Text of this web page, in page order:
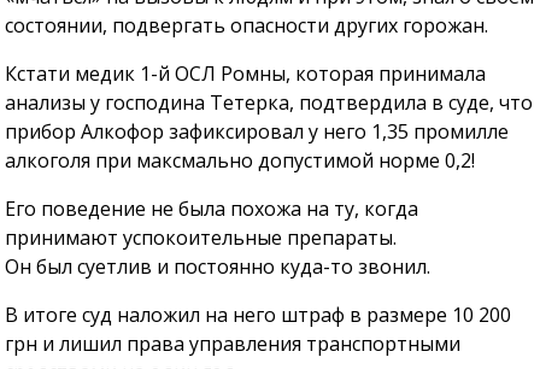
состоянии, подвергать опасности других горожан.
Кстати медик 1-й ОСЛ Ромны, которая принимала
анализы у господина Тетерка, подтвердила в суде, что
прибор Алкофор зафиксировал у него 1,35 промилле
алкоголя при максмально допустимой норме 0,2!
Его поведение не была похожа на ту, когда
принимают успокоительные препараты.
Он был суетлив и постоянно куда-то звонил.
В итоге суд наложил на него штраф в размере 10 200
грн и лишил права управления транспортными